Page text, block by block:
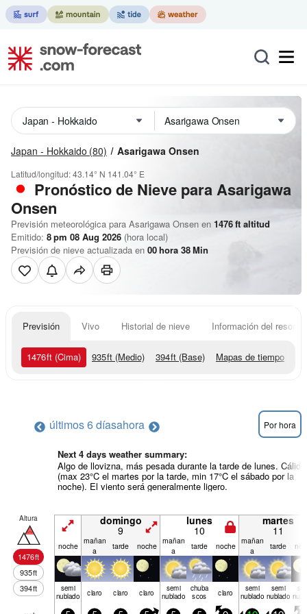
Japan - Hokkaido (80) Asarigawa Onsen
Latitud/longitud:43.14° N 141.04° E
Pronóstico de Nieve para Asarigawa
Onsen
Previsión meteorológica para Asarigawa Onsen en 1476ft altitud
Emitido: 8 pm 08 Aug 2026 (hora local)
Previsión de nieve actualizada en 00hora 38Min
Previsión Vivo Historial de nieve Información del resort
1476ft (Cima) 935ft (Medio) 394ft (Base) Mapas de tiempo
últimos 6 díasahora Por hora
Next 4 days weather summary:
Algo de llovizna, más pesada durante la tarde de lunes. Cálido
(max 23°C el martes por la tarde, min 17°C el sábado por la
noche). El viento será generalmente ligero.
Altura
1476ft
935ft
394ft
domingo
9
lunes
10
martes
11
noche mañan
a
tarde noche mañan
a
tarde noche mañan
a
tarde
semi
nublado claro claro claro semi
nublado
chuba
scos claro semi
nublado
semi
nublado